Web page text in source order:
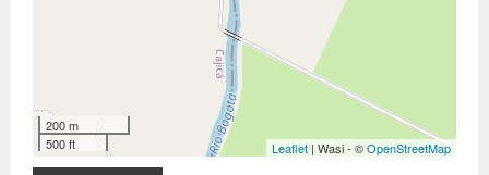
200 m
500 ft
Leaflet | Wasi - ©OpenStreetMap